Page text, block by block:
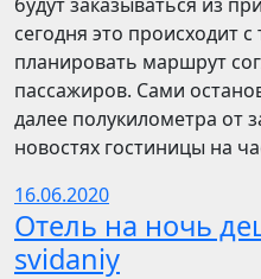
сегодня это происходит
планировать маршрут
пассажиров. Сами
далее полукилометра от
новостях гостиницы на
16.06.2020
Отель на ночь
svidaniy